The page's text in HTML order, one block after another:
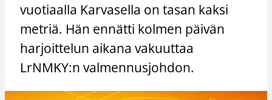
vuotiaalla Karvasella on tasan kaksi
metriä. Hän ennätti kolmen päivän
harjoittelun aikana vakuuttaa
LrNMKY:n valmennusjohdon.